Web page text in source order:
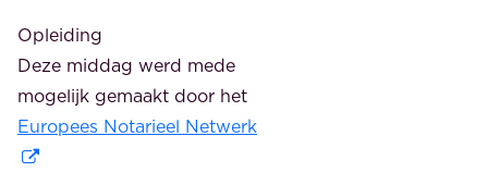
Opleiding
Deze middag werd mede
mogelijk gemaakt door het
Europees Notarieel Netwerk